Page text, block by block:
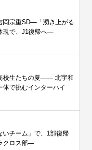
宗重SD―「湧き上がる
現で、J1復帰へ―
校生たちの夏—— 北宇和
体で挑むインターハイ
いチーム」で、1部復帰
クロス部―